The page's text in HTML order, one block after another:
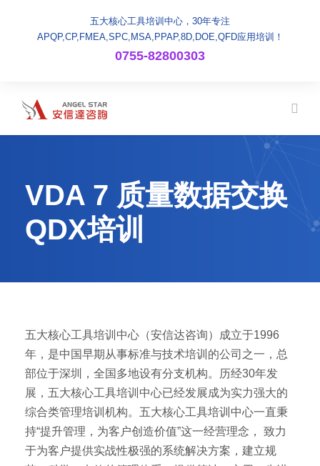
五大核心工具培训中心，30年专注
APQP,CP,FMEA,SPC,MSA,PPAP,8D,DOE,QFD应用培训！
0755-82800303
VDA 7 质量数据交换
QDX培训
五大核心工具培训中心（安信达咨询）成立于1996
年，是中国早期从事标准与技术培训的公司之一，总
部位于深圳，全国多地设有分支机构。历经30年发
展，五大核心工具培训中心已经发展成为实力强大的
综合类管理培训机构。五大核心工具培训中心一直秉
持“提升管理，为客户创造价值”这一经营理念， 致力
于为客户提供实战性极强的系统解决方案，建立规